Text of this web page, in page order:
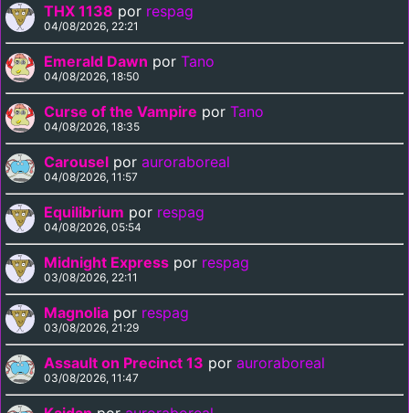
THX 1138 por respag
04/08/2026, 22:21
Emerald Dawn por Tano
04/08/2026, 18:50
Curse of the Vampire por Tano
04/08/2026, 18:35
Carousel por auroraboreal
04/08/2026, 11:57
Equilibrium por respag
04/08/2026, 05:54
Midnight Express por respag
03/08/2026, 22:11
Magnolia por respag
03/08/2026, 21:29
Assault on Precinct 13 por auroraboreal
03/08/2026, 11:47